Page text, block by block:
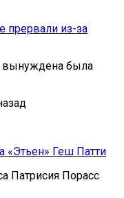
прервали из-за
вынуждена была
«Этьен» Геш Патти
Патрисия Порасс